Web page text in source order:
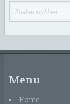
Menu
Home